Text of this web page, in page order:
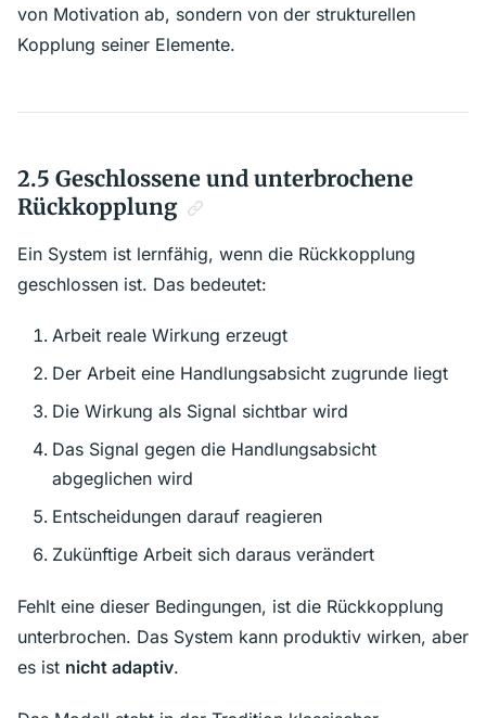
von Motivation ab, sondern von der strukturellen
Kopplung seiner Elemente.
2.5 Geschlossene und unterbrochene
Rückkopplung
Ein System ist lernfähig, wenn die Rückkopplung
geschlossen ist. Das bedeutet:
Arbeit reale Wirkung erzeugt
Der Arbeit eine Handlungsabsicht zugrunde liegt
Die Wirkung als Signal sichtbar wird
Das Signal gegen die Handlungsabsicht
abgeglichen wird
Entscheidungen darauf reagieren
Zukünftige Arbeit sich daraus verändert
Fehlt eine dieser Bedingungen, ist die Rückkopplung
unterbrochen. Das System kann produktiv wirken, aber
es ist nicht adaptiv.